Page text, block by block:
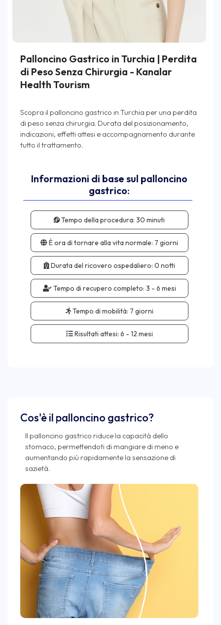
Palloncino Gastrico in Turchia | Perdita
di Peso Senza Chirurgia - Kanalar
Health Tourism
Scopra il palloncino gastrico in Turchia per una perdita
di peso senza chirurgia. Durata del posizionamento,
indicazioni, effetti attesi e accompagnamento durante
Informazioni di base sul palloncino
gastrico:
Tempo della procedura: 30 minuti
È ora di tornare alla vita normale: 7 giorni
Durata del ricovero ospedaliero: 0 notti
Tempo di recupero completo: 3 - 6 mesi
Tempo di mobilità: 7 giorni
Risultati attesi: 6 - 12 mesi
Cos'è il palloncino gastrico?
Il palloncino gastrico riduce la capacità dello
stomaco, permettendoti di mangiare di meno e
aumentando più rapidamente la sensazione di
sazietà.